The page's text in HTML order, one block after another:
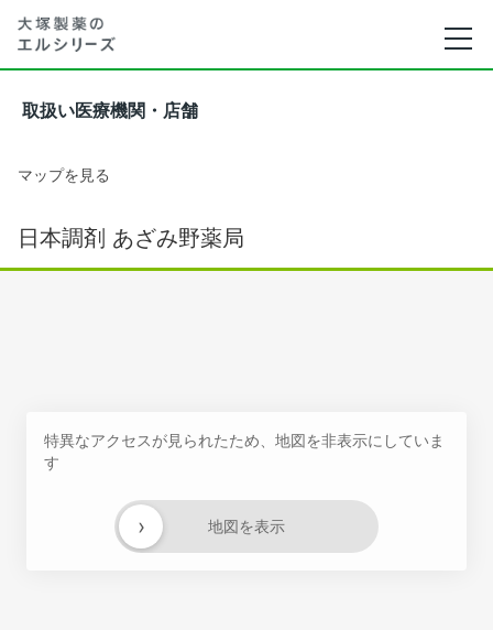
取扱い医療機関・店舗
マップを見る
日本調剤 あざみ野薬局
特異なアクセスが見られたため、地図を非表示にしていま
す
地図を表示
›